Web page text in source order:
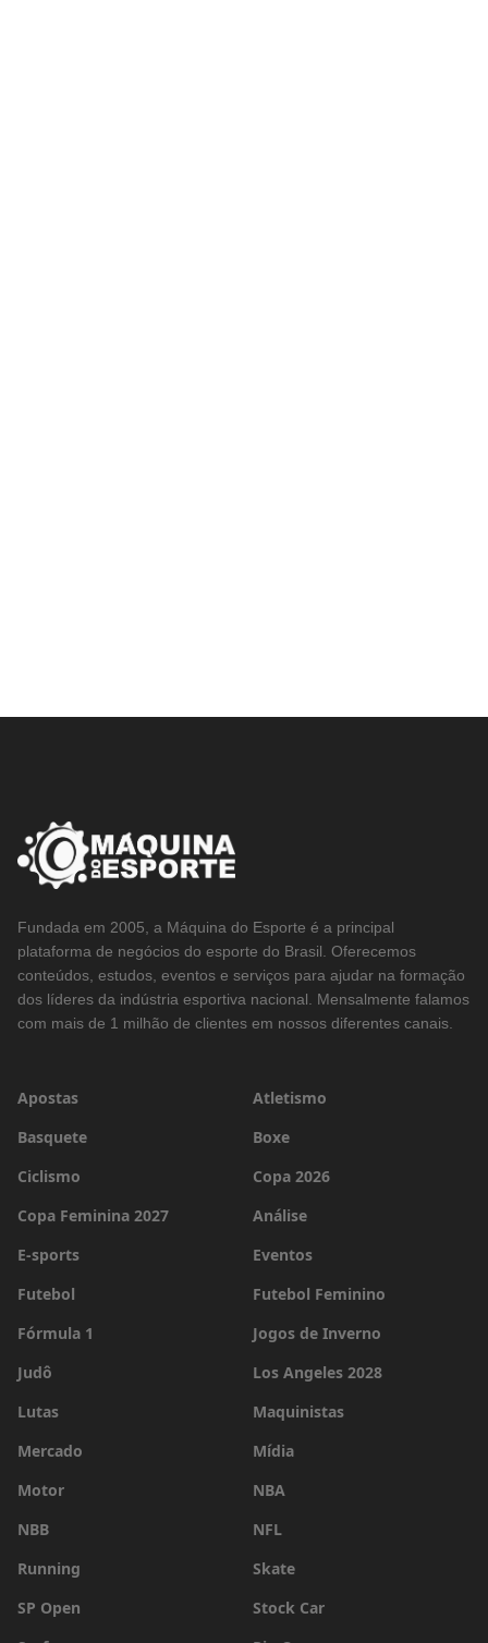
Fundada em 2005, a Máquina do Esporte é a principal
plataforma de negócios do esporte do Brasil. Oferecemos
conteúdos, estudos, eventos e serviços para ajudar na formação
dos líderes da indústria esportiva nacional. Mensalmente falamos
com mais de 1 milhão de clientes em nossos diferentes canais.
Apostas
Atletismo
Basquete
Boxe
Ciclismo
Copa 2026
Copa Feminina 2027
Análise
E-sports
Eventos
Futebol
Futebol Feminino
Fórmula 1
Jogos de Inverno
Judô
Los Angeles 2028
Lutas
Maquinistas
Mercado
Mídia
Motor
NBA
NBB
NFL
Running
Skate
SP Open
Stock Car